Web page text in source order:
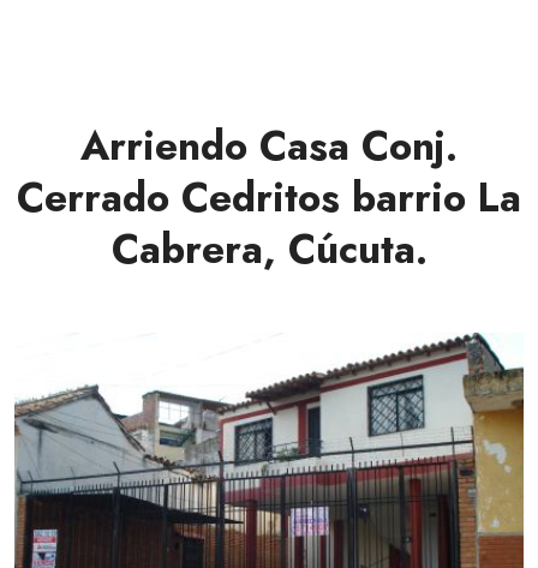
Arriendo Casa Conj.
Cerrado Cedritos barrio La
Cabrera, Cúcuta.